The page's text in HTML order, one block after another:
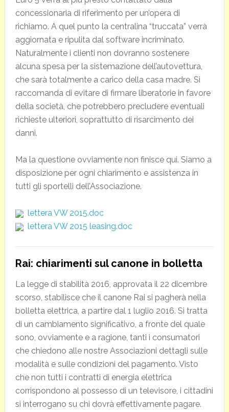
concessionaria di riferimento per un’opera di
richiamo. A quel punto la centralina “truccata” verrà
aggiornata e ripulita dal software incriminato.
Naturalmente i clienti non dovranno sostenere
alcuna spesa per la sistemazione dell’autovettura,
che sarà totalmente a carico della casa madre. Si
raccomanda di evitare di firmare liberatorie in favore
della società, che potrebbero precludere eventuali
richieste ulteriori, soprattutto di risarcimento dei
danni.
Ma la questione ovviamente non finisce qui. Siamo a
disposizione per ogni chiarimento e assistenza in
tutti gli sportelli dell’Associazione.
lettera VW 2015.doc
lettera VW 2015 leasing.doc
Rai: chiarimenti sul canone in bolletta
La legge di stabilità 2016, approvata il 22 dicembre
scorso, stabilisce che il canone Rai si pagherà nella
bolletta elettrica, a partire dal 1 luglio 2016. Si tratta
di un cambiamento significativo, a fronte del quale
sono, ovviamente e a ragione, tanti i consumatori
che chiedono alle nostre Associazioni dettagli sulle
modalità e sulle condizioni del pagamento. Visto
che non tutti i contratti di energia elettrica
corrispondono al possesso di un televisore, i cittadini
si interrogano su chi dovrà effettivamente pagare.